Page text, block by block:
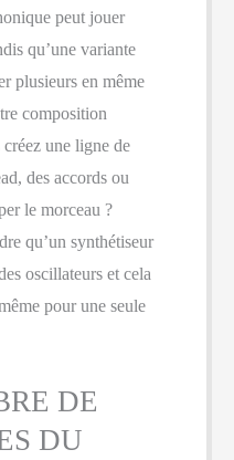
peut jouer
qu’une variante
plusieurs en même
composition
une ligne de
des accords ou
le morceau ?
qu’un synthétiseur
oscillateurs et cela
pour une seule
DE
DU